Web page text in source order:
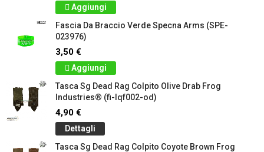
Aggiungi
Fascia Da Braccio Verde Specna Arms (SPE-
023976)
3,50 €
Aggiungi
Tasca Sg Dead Rag Colpito Olive Drab Frog
Industries® (fi-lqf002-od)
4,90 €
Dettagli
Tasca Sg Dead Rag Colpito Coyote Brown Frog